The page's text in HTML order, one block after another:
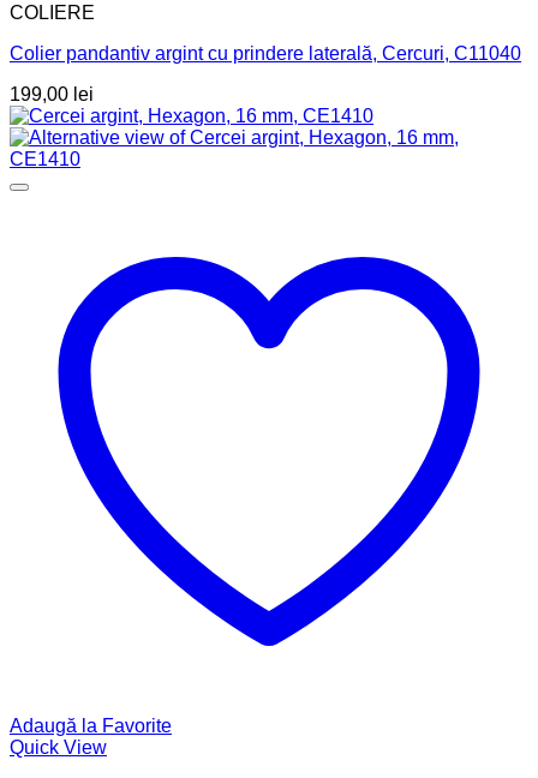
COLIERE
Colier pandantiv argint cu prindere laterală, Cercuri, C11040
199,00 lei
Adaugă la Favorite
Quick View